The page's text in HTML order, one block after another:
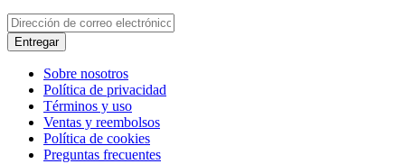
Entregar
Sobre nosotros
Política de privacidad
Términos y uso
Ventas y reembolsos
Política de cookies
Preguntas frecuentes